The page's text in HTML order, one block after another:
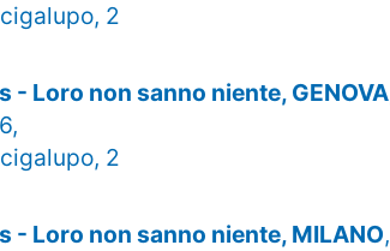
2
- Loro non sanno niente, GENOVA
2
- Loro non sanno niente, MILANO,